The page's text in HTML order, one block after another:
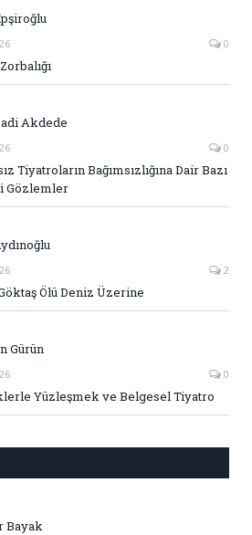
0
Akdede
0
Tiyatroların Bağımsızlığına Dair Bazı
Gözlemler
2
Ölü Deniz Üzerine
Gürün
0
Yüzleşmek ve Belgesel Tiyatro
Bayak